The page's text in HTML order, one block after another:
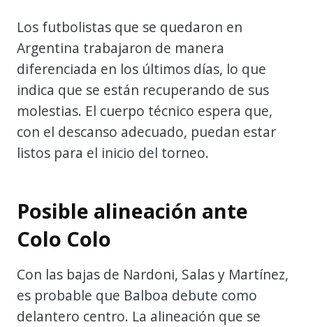
Los futbolistas que se quedaron en
Argentina trabajaron de manera
diferenciada en los últimos días, lo que
indica que se están recuperando de sus
molestias. El cuerpo técnico espera que,
con el descanso adecuado, puedan estar
listos para el inicio del torneo.
Posible alineación ante
Colo Colo
Con las bajas de Nardoni, Salas y Martínez,
es probable que Balboa debute como
delantero centro. La alineación que se